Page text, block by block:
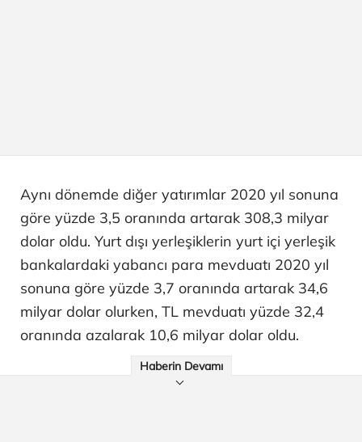
Aynı dönemde diğer yatırımlar 2020 yıl sonuna
göre yüzde 3,5 oranında artarak 308,3 milyar
dolar oldu. Yurt dışı yerleşiklerin yurt içi yerleşik
bankalardaki yabancı para mevduatı 2020 yıl
sonuna göre yüzde 3,7 oranında artarak 34,6
milyar dolar olurken, TL mevduatı yüzde 32,4
oranında azalarak 10,6 milyar dolar oldu.
Haberin Devamı